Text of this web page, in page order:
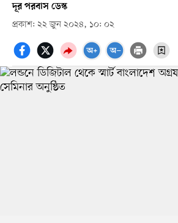
দূর পরবাস ডেস্ক
প্রকাশ: ২২ জুন ২০২৪, ১০: ০২